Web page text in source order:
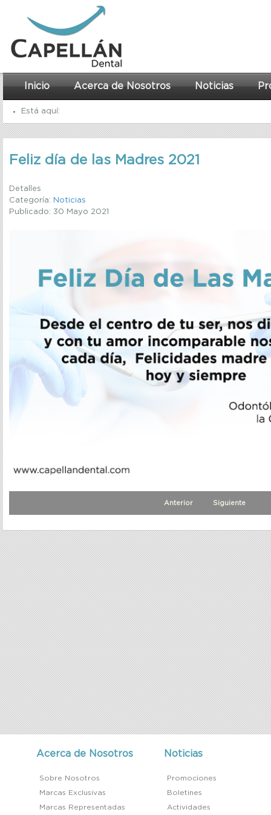
Inicio Acerca de Nosotros Noticias
Está aquí:
Inicio
Noticias
Feliz día de las Madres 2021
Detalles
Categoría: Noticias
Publicado: 30 Mayo 2021
Anterior Siguiente
Acerca de Nosotros
Sobre Nosotros
Marcas Exclusivas
Marcas Representadas
Noticias
Promociones
Boletines
Actividades